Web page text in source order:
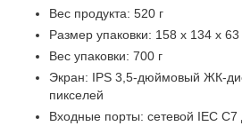
Вес продукта: 520 г
Размер упаковки: 158 x 134 x
Вес упаковки: 700 г
Экран: IPS 3,5-дюймовый ЖК-
пикселей
Входные порты: сетевой IEC C7